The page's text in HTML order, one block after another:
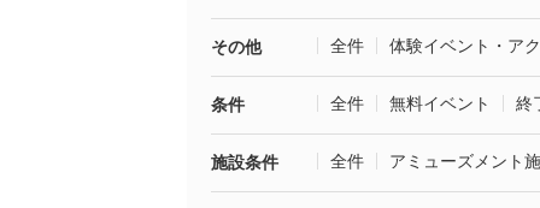
その他 全件 体験イベント・ア
条件 全件 無料イベント 終
施設条件 全件 アミューズメント